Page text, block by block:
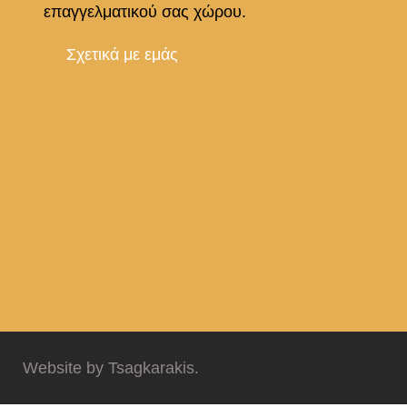
επαγγελματικού σας χώρου.
Σχετικά με εμάς
Website by Tsagkarakis.